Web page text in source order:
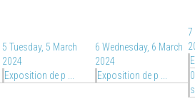
5 Tuesday, 5 March
2024
Exposition de p ...
6 Wednesday, 6 March
2024
Exposition de p ...
7